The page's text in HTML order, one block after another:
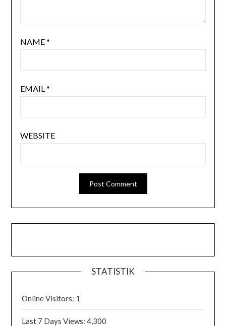
NAME*
EMAIL*
WEBSITE
STATISTIK
Online Visitors: 1
Last 7 Days Views:4,300